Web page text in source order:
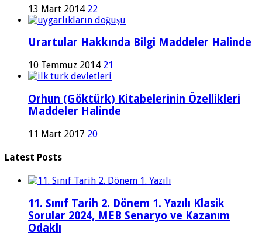
13 Mart 2014 22
Urartular Hakkında Bilgi Maddeler Halinde
10 Temmuz 2014 21
Orhun (Göktürk) Kitabelerinin Özellikleri
Maddeler Halinde
11 Mart 2017 20
Latest Posts
11. Sınıf Tarih 2. Dönem 1. Yazılı Klasik
Sorular 2024, MEB Senaryo ve Kazanım
Odaklı